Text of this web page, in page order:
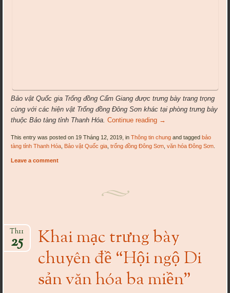
Bảo vật Quốc gia Trống đồng Cẩm Giang được trưng bày trang trọng
cùng với các hiện vật Trống đồng Đông Sơn khác tại phòng trưng bày
thuộc Bảo tàng tỉnh Thanh Hóa. Continue reading →
This entry was posted on 19 Tháng 12, 2019, inThông tin chung and taggedbảo
tàng tỉnh Thanh Hóa Bảo vật Quốc gia ,trống đồng Đông Sơn ,văn hóa Đông Sơn
Leave a comment
Khai mạc trưng bày
chuyên đề “Hội ngộ Di
sản văn hóa ba miền”
Th11
25